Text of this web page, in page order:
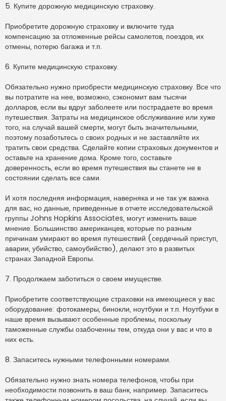
5. Купите дорожную медицинскую страховку.
Приобретите дорожную страховку и включите туда
компенсацию за отложенные рейсы самолетов, поездов, их
отмены, потерю багажа и т.п.
6. Купите медицинскую страховку.
Обязательно нужно приобрести медицинскую страховку. Все что
вы потратите на нее, возможно, сэкономит вам тысячи
долларов, если вы вдруг заболеете или пострадаете во время
путешествия. Затраты на медицинское обслуживание или хуже
того, на случай вашей смерти, могут быть значительными,
поэтому позаботьтесь о своих родных и не заставляйте их
тратить свои средства. Сделайте копии страховых документов и
оставьте на хранение дома. Кроме того, составьте
доверенность, если во время путешествия вы станете не в
состоянии сделать все сами.
И хотя последняя информация, наверняка и не так уж важна
для вас, но данные, приведенные в отчете исследовательской
группы Johns Hopkins Associates, могут изменить ваше
мнение. Большинство американцев, которые по разным
причинам умирают во время путешествий (сердечный приступ,
аварии, убийство, самоубийство), делают это в развитых
странах Западной Европы.
7. Продолжаем заботиться о своем имуществе.
Приобретите соответствующие страховки на имеющиеся у вас
оборудование: фотокамеры, бинокли, ноутбуки и т.п. Ноутбуки в
наше время вызывают особенные проблемы, поскольку
таможенные службы озабоченны тем, откуда они у вас и что в
них есть.
8. Запаситесь нужными телефонными номерами.
Обязательно нужно знать номера телефонов, чтобы при
необходимости позвонить в ваш банк, например. Запаситесь